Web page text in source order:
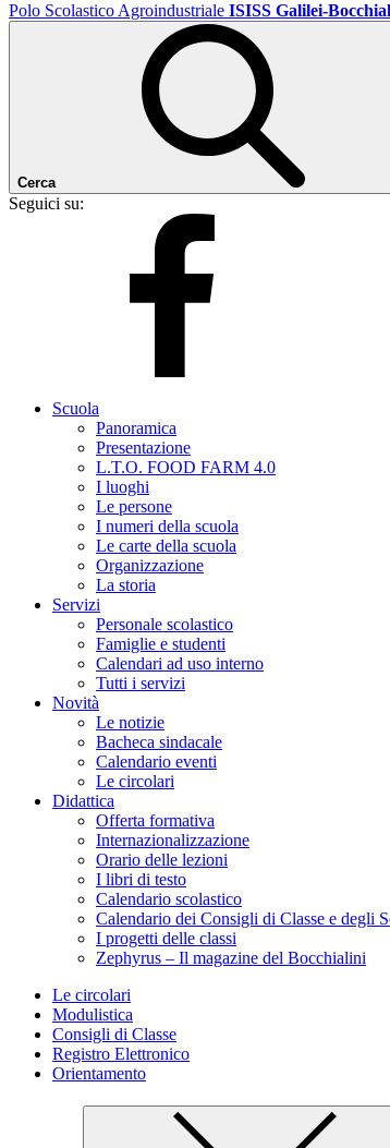
Polo Scolastico Agroindustriale ISISS Galilei-
Cerca
Seguici su:
Scuola
Panoramica
Presentazione
L.T.O. FOOD FARM 4.0
I luoghi
Le persone
I numeri della scuola
Le carte della scuola
Organizzazione
La storia
Servizi
Personale scolastico
Famiglie e studenti
Calendari ad uso interno
Tutti i servizi
Novità
Le notizie
Bacheca sindacale
Calendario eventi
Le circolari
Didattica
Offerta formativa
Internazionalizzazione
Orario delle lezioni
I libri di testo
Calendario scolastico
Calendario dei Consigli di Classe e degli
I progetti delle classi
Zephyrus – Il magazine del Bocchialini
Le circolari
Modulistica
Consigli di Classe
Registro Elettronico
Orientamento